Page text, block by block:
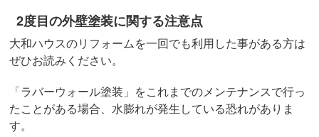
2度目の外壁塗装に関する注意点
大和ハウスのリフォームを一回でも利用した事がある方は
ぜひお読みください。
「ラバーウォール塗装」をこれまでのメンテナンスで行っ
たことがある場合、水膨れが発生している恐れがありま
す。